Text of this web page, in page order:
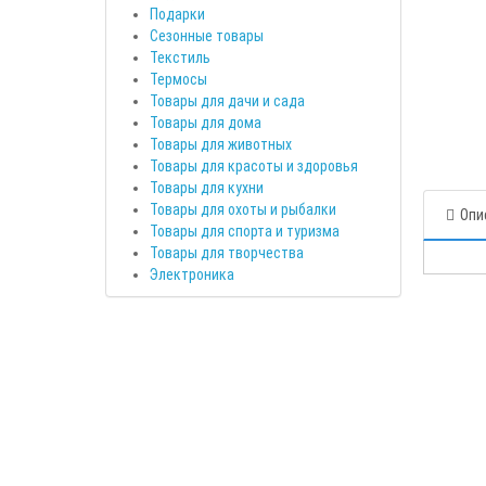
Подарки
Сезонные товары
Текстиль
Термосы
Товары для дачи и сада
Товары для дома
Товары для животных
Товары для красоты и здоровья
Товары для кухни
Товары для охоты и рыбалки
Товары для спорта и туризма
Товары для творчества
Электроника